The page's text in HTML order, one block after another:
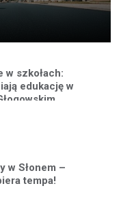
w szkołach:
edukację w
w Słonem –
tempa!